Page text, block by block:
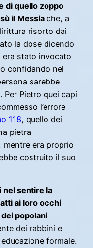
di quello zoppo
il Messia che, a
risorto dai
la dose dicendo
era stato invocato
confidando nel
sarebbe
Per Pietro quei capi
l’errore
118, quello dei
pietra
mentre era proprio
costruito il suo
nel sentire la
ai loro occhi
popolani
dei rabbini e
formale.